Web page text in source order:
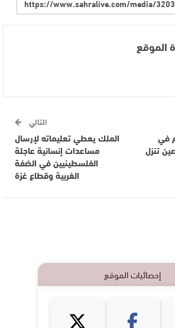
الموقع
في
تنزل
التالي
الملك يعطي تعليماته لإرسال
مساعدات إنسانية عاجلة
الفلسطينيين في الضفة
الغربية وقطاع غزة
إحصائيات الموقع